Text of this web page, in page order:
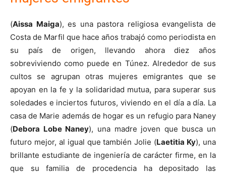
(Aissa Maiga), es una pastora religiosa evangelista de
Costa de Marfil que hace años trabajó como periodista en
su país de origen, llevando ahora diez años
sobreviviendo como puede en Túnez. Alrededor de sus
cultos se agrupan otras mujeres emigrantes que se
apoyan en la fe y la solidaridad mutua, para superar sus
soledades e inciertos futuros, viviendo en el día a día. La
casa de Marie además de hogar es un refugio para Naney
(Debora Lobe Naney), una madre joven que busca un
futuro mejor, al igual que también Jolie (Laetitia Ky), una
brillante estudiante de ingeniería de carácter firme, en la
que su familia de procedencia ha depositado las